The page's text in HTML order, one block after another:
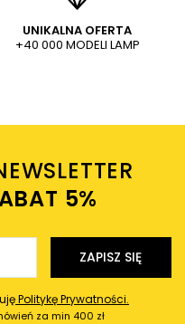
UNIKALNA OFERTA
+40 000 MODELI LAMP
5%ㅤ
ZAPISZ SIĘ
Politykę Prywatności.
za min 400 zł